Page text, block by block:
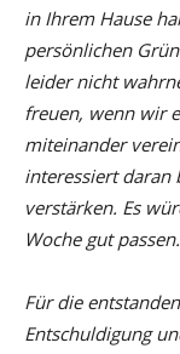
in Ihrem Hause
persönlichen
leider nicht
freuen, wenn wir
miteinander
interessiert daran
verstärken. Es
Woche gut passen.
Für die
Entschuldigung